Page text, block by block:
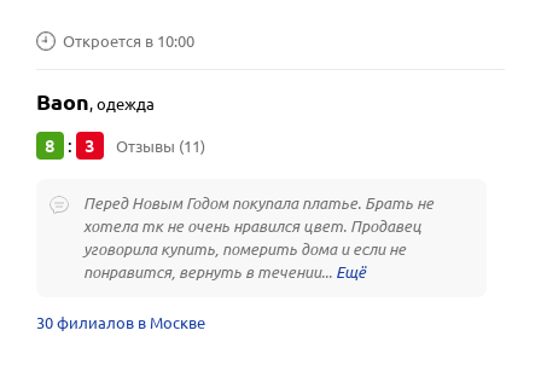
Откроется в 10:00
Baon,одежда
8 : 3 Отзывы (11)
Перед Новым Годом покупала платье. Брать не
хотела тк не очень нравился цвет. Продавец
уговорила купить, померить дома и если не
понравится, вернуть в течении...
30 филиалов в Москве